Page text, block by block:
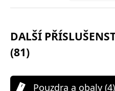
DALŠÍ
(81)
Pouzdra a obaly (4)